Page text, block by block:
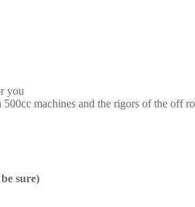
you
machines and the rigors of the off
sure)